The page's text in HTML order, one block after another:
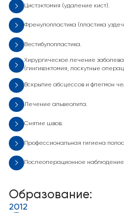
Цистэктомия (удаление кист).
Френулопластика (пластика
Вестибулопластика.
Хирургическое лечение
(гингивэктомия, лоскутные
Вскрытие абсцессов и флегмон
Лечение альвеолита.
Снятие швов.
Профессиональная гигиена
Послеоперационное наблюдение
Образование:
2012